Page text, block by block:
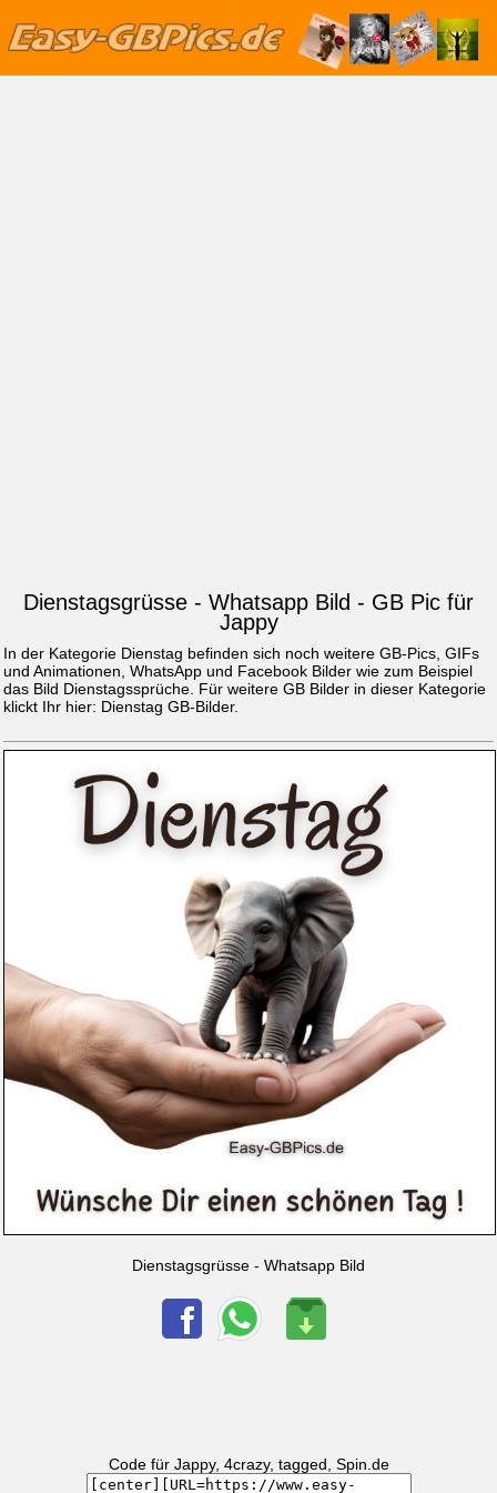
Dienstagsgrüsse - Whatsapp Bild - GB Pic für
Jappy
In der Kategorie Dienstag befinden sich noch weitere GB-Pics, GIFs
und Animationen, WhatsApp und Facebook Bilder wie zum Beispiel
das Bild Dienstagssprüche. Für weitere GB Bilder in dieser Kategorie
klickt Ihr hier: Dienstag GB-Bilder.
Dienstagsgrüsse - Whatsapp Bild
Code für Jappy, 4crazy, tagged, Spin.de